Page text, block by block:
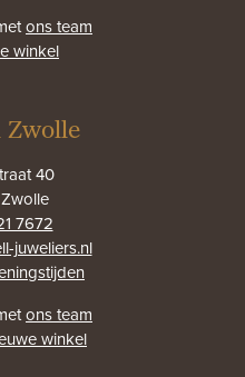
ons team
winkel
Zwolle
40
7672
juweliers.nl
ons team
winkel